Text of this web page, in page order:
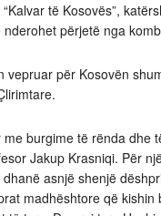
të Kosovës”,
përjetë nga
vepruar për Kosovën
burgime të rënda dhe
Jakup Krasniqi. Për
asnjë shenjë
madhështore që kishin